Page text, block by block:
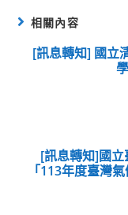
相關內容
[訊息轉知] 國立
[訊息轉知]國
「113年度臺灣